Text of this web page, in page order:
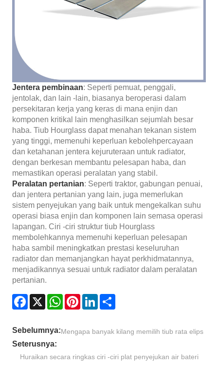
Jentera pembinaan: Seperti pemuat, penggali,
jentolak, dan lain -lain, biasanya beroperasi dalam
persekitaran kerja yang keras di mana enjin dan
komponen kritikal lain menghasilkan sejumlah besar
haba. Tiub Hourglass dapat menahan tekanan sistem
yang tinggi, memenuhi keperluan kebolehpercayaan
dan ketahanan jentera kejuruteraan untuk radiator,
dengan berkesan membantu pelesapan haba, dan
memastikan operasi peralatan yang stabil.
Peralatan pertanian: Seperti traktor, gabungan penuai,
dan jentera pertanian yang lain, juga memerlukan
sistem penyejukan yang baik untuk mengekalkan suhu
operasi biasa enjin dan komponen lain semasa operasi
lapangan. Ciri -ciri struktur tiub Hourglass
membolehkannya memenuhi keperluan pelesapan
haba sambil meningkatkan prestasi keseluruhan
radiator dan memanjangkan hayat perkhidmatannya,
menjadikannya sesuai untuk radiator dalam peralatan
pertanian.
Facebook
X WhatsAppPinterestLinkedIn
Sebelumnya:Mengapa banyak kilang memilih tiub rata elips
Seterusnya:
Huraikan secara ringkas ciri -ciri plat penyejukan air bateri